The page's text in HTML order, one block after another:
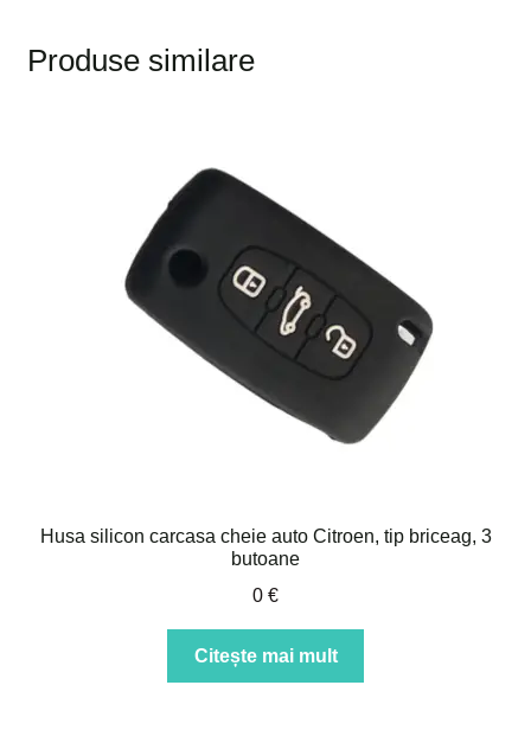
Produse similare
Husa silicon carcasa cheie auto Citroen, tip briceag, 3
butoane
0 €
Citește mai mult